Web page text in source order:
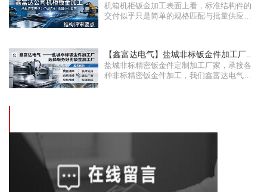
标准···
机箱机柜钣金加工表面上看，标准结构件的
交付似乎只是简单的规格匹配与批量供应，
【鑫富达电气】盐城非标钣金件加工厂：
如何···
盐城非标精密钣金件定制加工厂家，承接各
种非标精密钣金件加工，我们鑫富达电气工